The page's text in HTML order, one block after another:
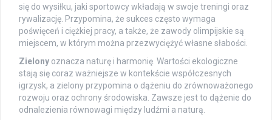
się do wysiłku, jaki sportowcy wkładają w swoje treningi oraz
rywalizację. Przypomina, że sukces często wymaga
poświęceń i ciężkiej pracy, a także, że zawody olimpijskie są
miejscem, w którym można przezwyciężyć własne słabości.
Zielony oznacza naturę i harmonię. Wartości ekologiczne
stają się coraz ważniejsze w kontekście współczesnych
igrzysk, a zielony przypomina o dążeniu do zrównoważonego
rozwoju oraz ochrony środowiska. Zawsze jest to dążenie do
odnalezienia równowagi między ludźmi a naturą.